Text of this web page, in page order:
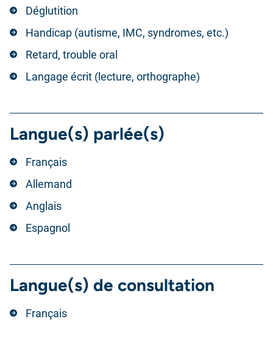
Déglutition
Handicap (autisme, IMC, syndromes, etc.)
Retard, trouble oral
Langage écrit (lecture, orthographe)
Langue(s) parlée(s)
Français
Allemand
Anglais
Espagnol
Langue(s) de consultation
Français